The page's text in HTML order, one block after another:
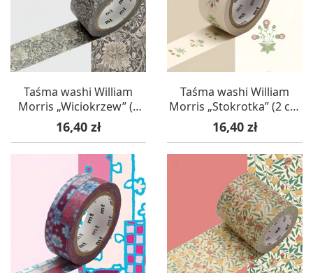
Taśma washi William
Morris „Wiciokrzew” (2
cm x 7 m) – mt masking
tape
Cena
16,40 zł
Taśma washi William
Morris „Stokrotka” (2 cm
x 7 m) – mt masking tape
Cena
16,40 zł